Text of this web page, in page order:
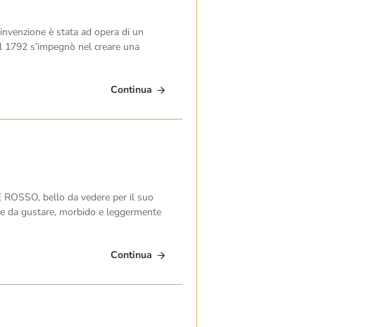
è stata ad opera di un
s’impegnò nel creare una
Continua
bello da vedere per il suo
da gustare, morbido e leggermente
Continua